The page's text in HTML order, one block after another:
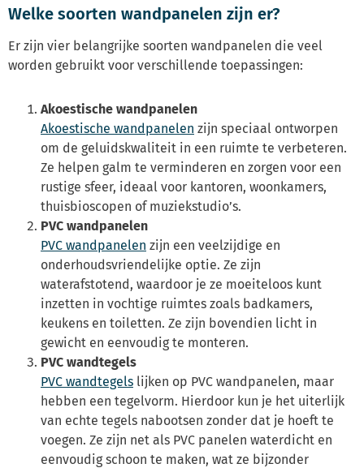
Welke soorten wandpanelen zijn er?
Er zijn vier belangrijke soorten wandpanelen die veel
worden gebruikt voor verschillende toepassingen:
Akoestische wandpanelen
Akoestische wandpanelen zijn speciaal ontworpen
om de geluidskwaliteit in een ruimte te verbeteren.
Ze helpen galm te verminderen en zorgen voor een
rustige sfeer, ideaal voor kantoren, woonkamers,
thuisbioscopen of muziekstudio’s.
PVC wandpanelen
PVC wandpanelen zijn een veelzijdige en
onderhoudsvriendelijke optie. Ze zijn
waterafstotend, waardoor je ze moeiteloos kunt
inzetten in vochtige ruimtes zoals badkamers,
keukens en toiletten. Ze zijn bovendien licht in
gewicht en eenvoudig te monteren.
PVC wandtegels
PVC wandtegels lijken op PVC wandpanelen, maar
hebben een tegelvorm. Hierdoor kun je het uiterlijk
van echte tegels nabootsen zonder dat je hoeft te
voegen. Ze zijn net als PVC panelen waterdicht en
eenvoudig schoon te maken, wat ze bijzonder